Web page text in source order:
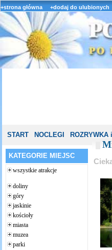
+strona główna +dodaj do ulubionych
START NOCLEGI ROZRYWKA
KATEGORIE MIEJSC
wszystkie atrakcje
doliny
góry
jaskinie
kościoły
miasta
muzea
parki